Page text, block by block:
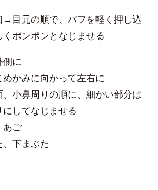
元の順で、パフを軽く押し込
ポンポンとなじませる
側に
かみに向かって左右に
小鼻周りの順に、細かい部分は
してなじませる
あご
下まぶた